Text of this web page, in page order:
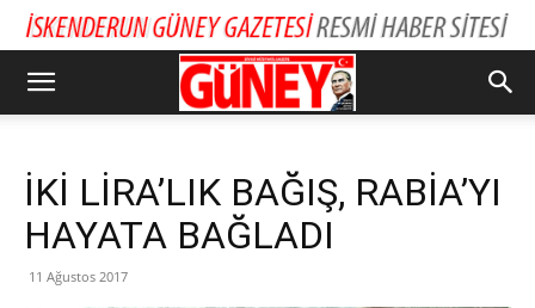
İKİ LİRA’LIK BAĞIŞ, RABİA’YI
HAYATA BAĞLADI
11 Ağustos 2017